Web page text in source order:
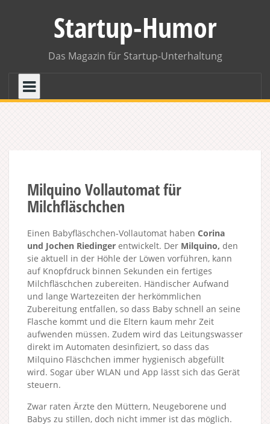
Startup-Humor
Das Magazin für Startup-Unterhaltung
Milquino Vollautomat für
Milchfläschchen
Einen Babyfläschchen-Vollautomat haben Corina
und Jochen Riedinger entwickelt. Der Milquino, den
sie aktuell in der Höhle der Löwen vorführen, kann
auf Knopfdruck binnen Sekunden ein fertiges
Milchfläschchen zubereiten. Händischer Aufwand
und lange Wartezeiten der herkömmlichen
Zubereitung entfallen, so dass Baby schnell an seine
Flasche kommt und die Eltern kaum mehr Zeit
aufwenden müssen. Zudem wird das Leitungswasser
direkt im Automaten desinfiziert, so dass das
Milquino Fläschchen immer hygienisch abgefüllt
wird. Sogar über WLAN und App lässt sich das Gerät
steuern.
Zwar raten Ärzte den Müttern, Neugeborene und
Babys zu stillen, doch nicht immer ist das möglich.